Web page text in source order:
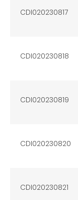
CDI020230817
CDI020230818
CDI020230819
CDI020230820
CDI020230821